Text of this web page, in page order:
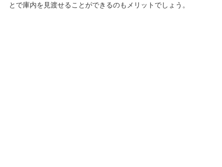
とで庫内を見渡せることができるのもメリットでしょう。